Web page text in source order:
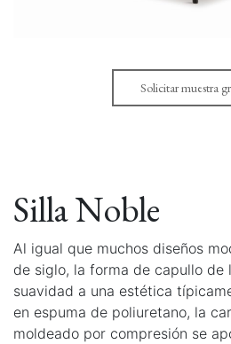
Solicitar muestra
Silla Noble
Al igual que muchos diseños
de siglo, la forma de capullo de
suavidad a una estética
en espuma de poliuretano, la
moldeado por compresión se